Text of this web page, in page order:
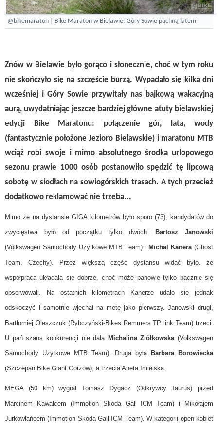
@bikemaraton | Bike Maraton w Bielawie. Góry Sowie pachną latem
Znów w Bielawie było gorąco i słonecznie, choć w tym roku
nie skończyło się na szczęście burzą. Wypadało się kilka dni
wcześniej i Góry Sowie przywitały nas bajkową wakacyjną
aurą, uwydatniając jeszcze bardziej główne atuty bielawskiej
edycji Bike Maratonu: połączenie gór, lata, wody
(fantastycznie położone Jezioro Bielawskie) i maratonu MTB
wciąż robi swoje i mimo absolutnego środka urlopowego
sezonu prawie 1000 osób postanowiło spędzić tę lipcową
sobotę w siodłach na sowiogórskich trasach. A tych przecież
dodatkowo reklamować nie trzeba...
Mimo że na dystansie GIGA kilometrów było sporo (73), kandydatów do
zwycięstwa było od początku tylko dwóch: Bartosz Janowski
(Volkswagen Samochody Użytkowe MTB Team) i Michal Kanera(Ghost
Team, Czechy). Przez większą część dystansu widać było, że
współpraca układała się dobrze, choć może panowie tylko bacznie się
obserwowali. Na ostatnich kilometrach Kanerze udało się jednak
odskoczyć i samotnie wjechał na metę jako pierwszy. Janowski drugi,
Bartłomiej Oleszczuk (Rybczyński-Bikes Remmers TP link Team) trzeci.
U pań szans konkurencji nie dała Michalina Ziółkowska(Volkswagen
Samochody Użytkowe MTB Team). Druga była Barbara Borowiecka
(Szczepan Bike Giant Gorzów), a trzecia Aneta Imielska.
MEGA (50 km) wygrał Tomasz Dygacz (Odkrywcy Taurus) przed
Marcinem Kawalcem (Immotion Skoda Gall ICM Team) i Mikołajem
Jurkowlańcem (Immotion Skoda Gall ICM Team). W kategorii open kobiet